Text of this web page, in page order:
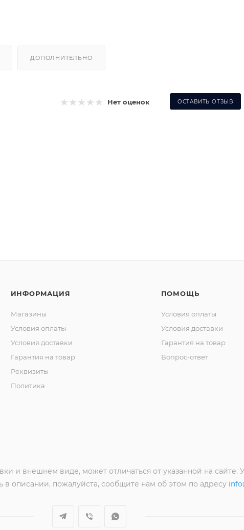
ДОПОЛНИТЕЛЬНО
Нет оценок ОСТАВИТЬ ОТЗЫВ
ИНФОРМАЦИЯ
Магазины
Условия оплаты
Условия доставки
Гарантия на товар
Реквизиты
Политика
ПОМОЩЬ
Условия оплаты
Условия доставки
Гарантия на товар
Вопрос-ответ
и внешнем виде, может отличаться от указанной на
описании, пожалуйста, сообщите нам об этом по адресу